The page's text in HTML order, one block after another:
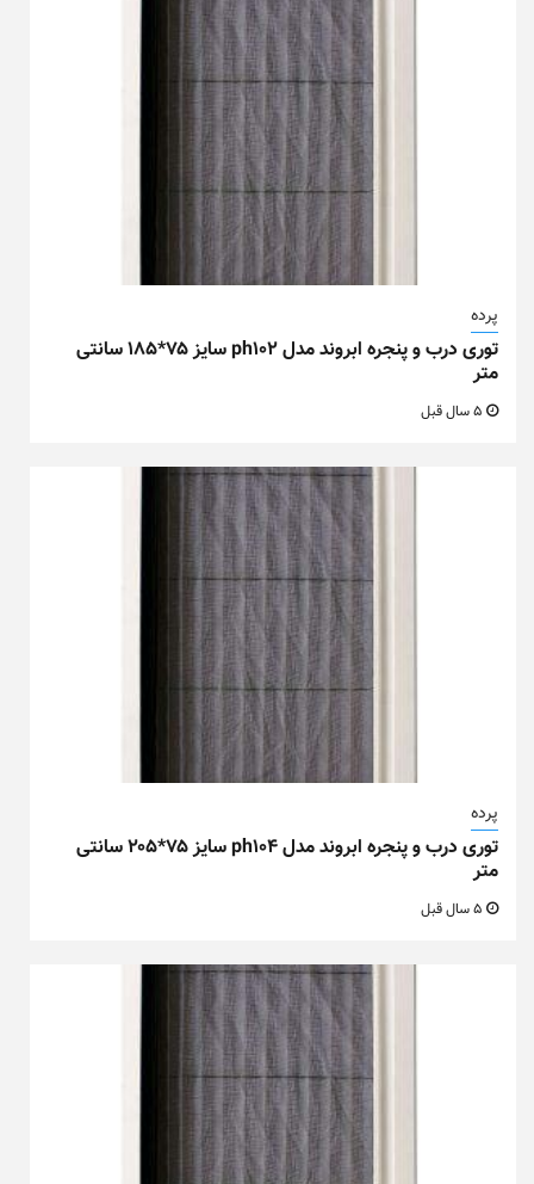
پرده
توری درب و پنجره ابروند مدل ph102 سایز ۷۵*۱۸۵ سانتی
متر
پرده
توری درب و پنجره ابروند مدل ph104 سایز ۷۵*۲۰۵ سانتی
متر